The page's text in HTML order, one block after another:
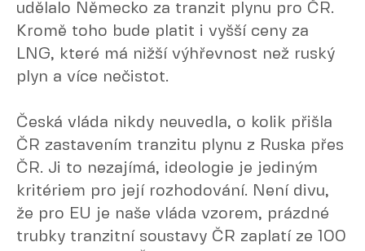
udělalo Německo za tranzit plynu pro ČR.
Kromě toho bude platit i vyšší ceny za
LNG, které má nižší výhřevnost než ruský
plyn a více nečistot.
Česká vláda nikdy neuvedla, o kolik přišla
ČR zastavením tranzitu plynu z Ruska přes
ČR. Ji to nezajímá, ideologie je jediným
kritériem pro její rozhodování. Není divu,
že pro EU je naše vláda vzorem, prázdné
trubky tranzitní soustavy ČR zaplatí ze 100